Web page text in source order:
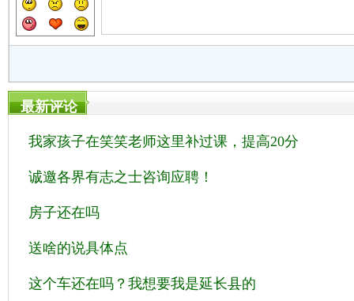
最新评论
我家孩子在笑笑老师这里补过课，提高20分
诚邀各界有志之士咨询应聘！
房子还在吗
送啥的说具体点
这个车还在吗？我想要我是延长县的